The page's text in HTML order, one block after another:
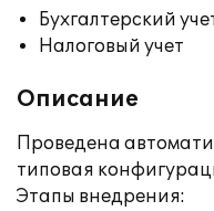
Бухгалтерский
Налоговый учет
Описание
Проведена
типовая
Этапы внедрения: